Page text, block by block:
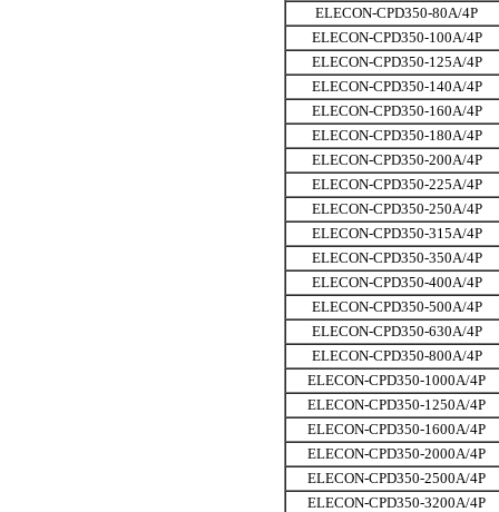
ELECON-CPD350-80A/4P
ELECON-CPD350-100A/4P
ELECON-CPD350-125A/4P
ELECON-CPD350-140A/4P
ELECON-CPD350-160A/4P
ELECON-CPD350-180A/4P
ELECON-CPD350-200A/4P
ELECON-CPD350-225A/4P
ELECON-CPD350-250A/4P
ELECON-CPD350-315A/4P
ELECON-CPD350-350A/4P
ELECON-CPD350-400A/4P
ELECON-CPD350-500A/4P
ELECON-CPD350-630A/4P
ELECON-CPD350-800A/4P
ELECON-CPD350-1000A/4P
ELECON-CPD350-1250A/4P
ELECON-CPD350-1600A/4P
ELECON-CPD350-2000A/4P
ELECON-CPD350-2500A/4P
ELECON-CPD350-3200A/4P